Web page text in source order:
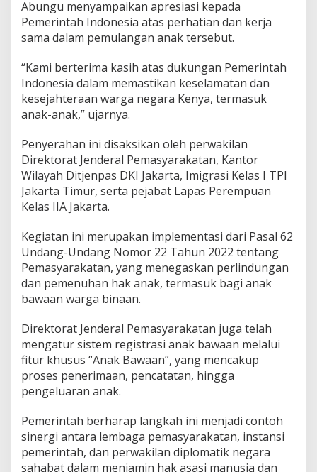
Abungu menyampaikan apresiasi kepada
Pemerintah Indonesia atas perhatian dan kerja
sama dalam pemulangan anak tersebut.
“Kami berterima kasih atas dukungan Pemerintah
Indonesia dalam memastikan keselamatan dan
kesejahteraan warga negara Kenya, termasuk
anak-anak,” ujarnya.
Penyerahan ini disaksikan oleh perwakilan
Direktorat Jenderal Pemasyarakatan, Kantor
Wilayah Ditjenpas DKI Jakarta, Imigrasi Kelas I TPI
Jakarta Timur, serta pejabat Lapas Perempuan
Kelas IIA Jakarta.
Kegiatan ini merupakan implementasi dari Pasal 62
Undang-Undang Nomor 22 Tahun 2022 tentang
Pemasyarakatan, yang menegaskan perlindungan
dan pemenuhan hak anak, termasuk bagi anak
bawaan warga binaan.
Direktorat Jenderal Pemasyarakatan juga telah
mengatur sistem registrasi anak bawaan melalui
fitur khusus “Anak Bawaan”, yang mencakup
proses penerimaan, pencatatan, hingga
pengeluaran anak.
Pemerintah berharap langkah ini menjadi contoh
sinergi antara lembaga pemasyarakatan, instansi
pemerintah, dan perwakilan diplomatik negara
sahabat dalam menjamin hak asasi manusia dan